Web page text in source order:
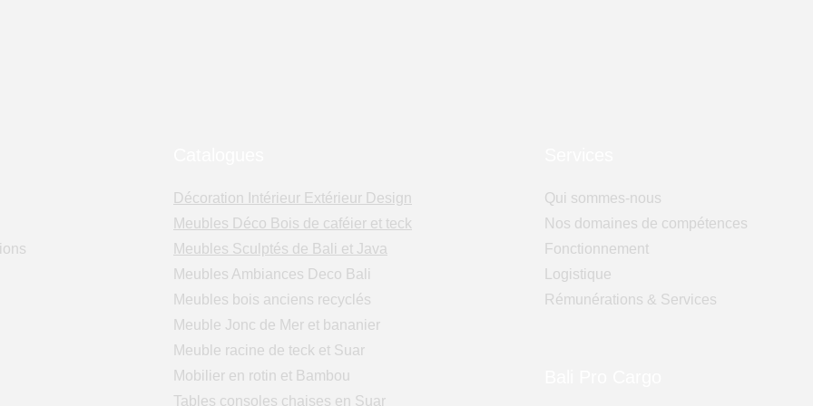
Décoration Intérieur Extérieur Design
Meubles Déco Bois de caféier et teck
Meubles Sculptés de Bali et Java
Meubles Ambiances Deco Bali
Meubles bois anciens recyclés
Meuble Jonc de Mer et bananier
Meuble racine de teck et Suar
Mobilier en rotin et Bambou
Tables consoles chaises en Suar
Qui sommes-nous
Nos domaines de compétences
Fonctionnement
Logistique
Rémunérations & Services